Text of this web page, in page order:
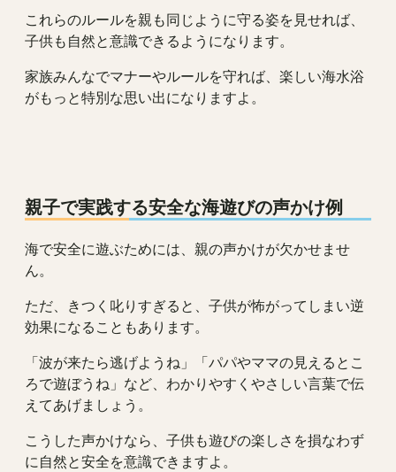
これらのルールを親も同じように守る姿を見せれば、
子供も自然と意識できるようになります。
家族みんなでマナーやルールを守れば、楽しい海水浴
がもっと特別な思い出になりますよ。
親子で実践する安全な海遊びの声かけ例
海で安全に遊ぶためには、親の声かけが欠かせませ
ん。
ただ、きつく叱りすぎると、子供が怖がってしまい逆
効果になることもあります。
「波が来たら逃げようね」「パパやママの見えるとこ
ろで遊ぼうね」など、わかりやすくやさしい言葉で伝
えてあげましょう。
こうした声かけなら、子供も遊びの楽しさを損なわず
に自然と安全を意識できますよ。